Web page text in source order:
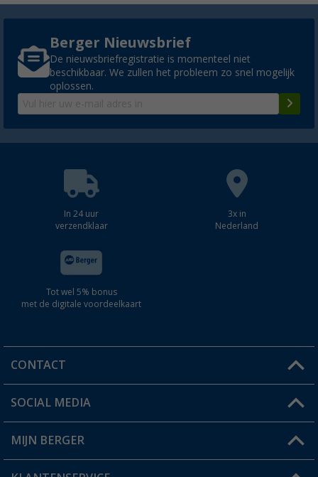
Berger Nieuwsbrief
De nieuwsbriefregistratie is momenteel niet
beschikbaar. We zullen het probleem zo snel mogelijk
oplossen.
In 24 uur
verzendklaar
3x in
Nederland
Tot wel 5% bonus
met de digitale voordeelkaart
CONTACT
Een vraag?
Winkel vinden
SOCIAL MEDIA
MIJN BERGER